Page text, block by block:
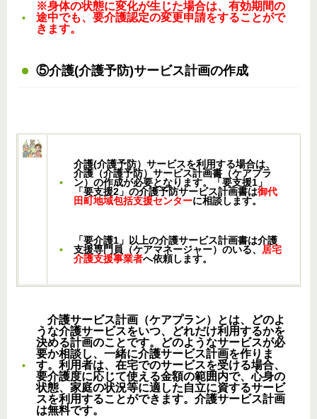
※身体の状態に変化が生じた場合は、有効期間の
途中でも、要介護認定の変更申請をすることがで
きます。
⑤介護(介護予防)サービス計画の作成
介護(介護予防）サービスを利用する場合は、
介護（介護予防）サービス計画書（ケアプラ
ン）の作成が必要となります。「要支援1」
「要支援2」の介護予防サービス計画書は御代
田町地域包括支援センターに相談します。
「要介護1」以上の介護サービス計画書は介護
支援専門員（ケアマネージャー）のいる、 居宅
介護支援事業者へ依頼します。
介護サービス計画（ケアプラン）とは、どのよ
うな介護サービスをいつ、どれだけ利用するかを
決める計画のことです。どのようなサービスが必
要か相談し、一緒に介護サービス計画を作りま
す。利用者は、在宅でのサービスを受ける場合、
要介護度に応じて使える金額の範囲内で、心身の
状態、家庭の状況等に適した自立に資するサービ
スを利用することができます。介護サービス計画
は無料です。